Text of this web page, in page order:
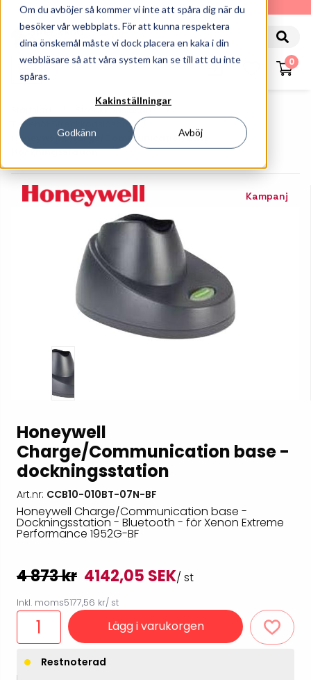
Om du avböjer så kommer vi inte att spåra dig när du
besöker vår webbplats. För att kunna respektera
dina önskemål måste vi dock placera en kaka i din
webbläsare så att våra system kan se till att du inte
spåras.
Kakinställningar
Godkänn Avböj
010-162 61 90
0
Streckkodsläsare
Tillbehör Streckkodsläsare
Honeywell Charge/Communication Base -
Dockningsstation
Kampanj
Honeywell
Charge/Communication base -
dockningsstation
Art.nr: CCB10-010BT-07N-BF
Honeywell Charge/Communication base -
Dockningsstation - Bluetooth - för Xenon Extreme
Performance 1952G-BF
4 873 kr 4142,05 SEK/ st
Inkl. moms5177,56 kr/ st
Lägg i varukorgen
Restnoterad